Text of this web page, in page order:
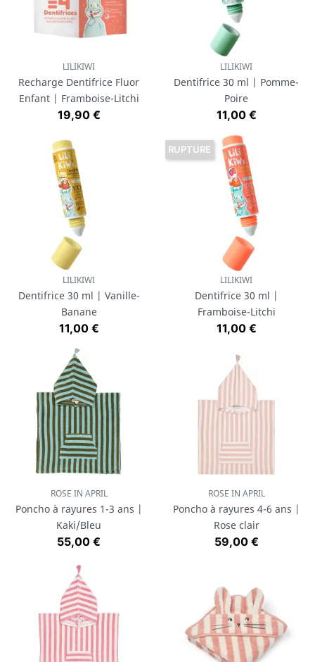
LILIKIWI
Recharge Dentifrice Fluor
Enfant | Framboise-Litchi
Prix
19,90 €
LILIKIWI
Dentifrice 30 ml | Pomme-
Poire
Prix
11,00 €
LILIKIWI
Dentifrice 30 ml | Vanille-
Banane
Prix
11,00 €
LILIKIWI
Dentifrice 30 ml |
Framboise-Litchi
Prix
11,00 €
RUPTURE
ROSE IN APRIL
Poncho à rayures 1-3 ans |
Kaki/Bleu
Prix
55,00 €
ROSE IN APRIL
Poncho à rayures 4-6 ans |
Rose clair
Prix
59,00 €